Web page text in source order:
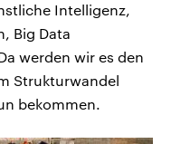
Intelligenz,
Big Data
werden wir es den
Strukturwandel
bekommen.